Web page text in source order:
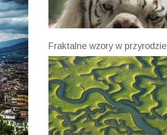
Fraktalne wzory w przyrodzie